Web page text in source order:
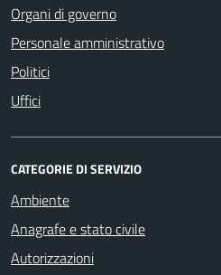
Organi di governo
Personale amministrativo
Politici
Uffici
CATEGORIE DI SERVIZIO
Ambiente
Anagrafe e stato civile
Autorizzazioni